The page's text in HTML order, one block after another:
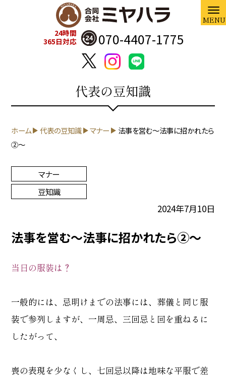
24時間
365日対応
070-4407-1775
代表の豆知識
ホーム 代表の豆知識 マナー
法事を営む～法事に招かれたら
②～
マナー
豆知識
2024年7月10日
法事を営む～法事に招かれたら②～
当日の服装は？
一般的には、忌明けまでの法事には、葬儀と同じ服
装で参列しますが、一周忌、三回忌と回を重ねるに
したがって、
喪の表現を少なくし、七回忌以降は地味な平服で差